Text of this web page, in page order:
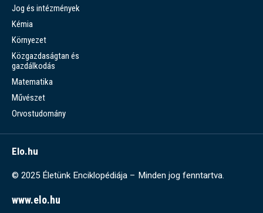
Jog és intézmények
Kémia
Környezet
Közgazdaságtan és
gazdálkodás
Matematika
Művészet
Orvostudomány
Elo.hu
© 2025 Életünk Enciklopédiája – Minden jog fenntartva.
www.elo.hu